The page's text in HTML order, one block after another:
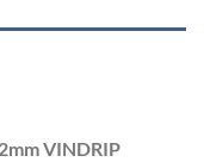
VINDRIP